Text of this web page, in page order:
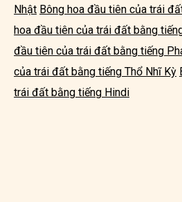
Nhật Bông hoa đầu tiên của trái
hoa đầu tiên của trái đất bằng
đầu tiên của trái đất bằng tiếng
của trái đất bằng tiếng Thổ Nhĩ Kỳ
trái đất bằng tiếng Hindi